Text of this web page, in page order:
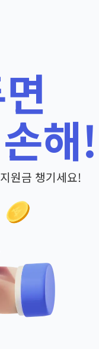
해!
원금 챙기세요!